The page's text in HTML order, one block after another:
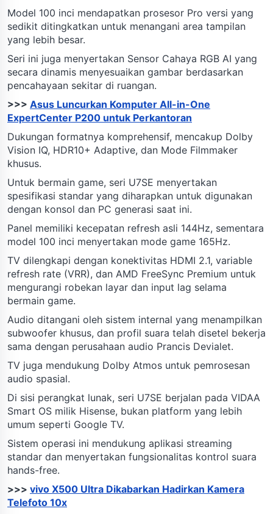
Model 100 inci mendapatkan prosesor Pro versi yang
sedikit ditingkatkan untuk menangani area tampilan
yang lebih besar.
Seri ini juga menyertakan Sensor Cahaya RGB AI yang
secara dinamis menyesuaikan gambar berdasarkan
pencahayaan sekitar di ruangan.
>>> Asus Luncurkan Komputer All-in-One
ExpertCenter P200 untuk Perkantoran
Dukungan formatnya komprehensif, mencakup Dolby
Vision IQ, HDR10+ Adaptive, dan Mode Filmmaker
khusus.
Untuk bermain game, seri U7SE menyertakan
spesifikasi standar yang diharapkan untuk digunakan
dengan konsol dan PC generasi saat ini.
Panel memiliki kecepatan refresh asli 144Hz, sementara
model 100 inci menyertakan mode game 165Hz.
TV dilengkapi dengan konektivitas HDMI 2.1, variable
refresh rate (VRR), dan AMD FreeSync Premium untuk
mengurangi robekan layar dan input lag selama
bermain game.
Audio ditangani oleh sistem internal yang menampilkan
subwoofer khusus, dan profil suara telah disetel bekerja
sama dengan perusahaan audio Prancis Devialet.
TV juga mendukung Dolby Atmos untuk pemrosesan
audio spasial.
Di sisi perangkat lunak, seri U7SE berjalan pada VIDAA
Smart OS milik Hisense, bukan platform yang lebih
umum seperti Google TV.
Sistem operasi ini mendukung aplikasi streaming
standar dan menyertakan fungsionalitas kontrol suara
hands-free.
>>> vivo X500 Ultra Dikabarkan Hadirkan Kamera
Telefoto 10x